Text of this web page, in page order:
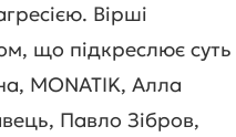
Вірші
що підкреслює суть
MONATIK, Алла
Павло Зібров,